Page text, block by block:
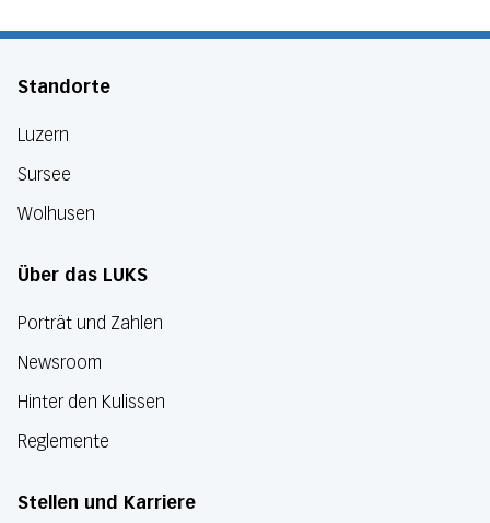
Standorte
Luzern
Sursee
Wolhusen
Über das LUKS
Porträt und Zahlen
Newsroom
Hinter den Kulissen
Reglemente
Stellen und Karriere